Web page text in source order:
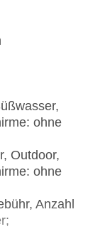
ohne
Outdoor,
ohne
Anzahl